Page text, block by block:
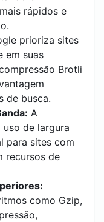
rápidos e
prioriza sites
em suas
Brotli
de busca.
A
de largura
para sites com
recursos de
como Gzip,